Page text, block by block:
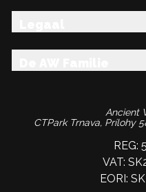
Ancient
CTPark Trnava, Prílohy
REG:
VAT:
EORI: